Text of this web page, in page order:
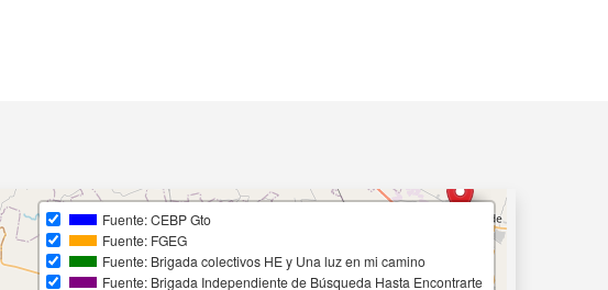
Fuente: CEBP Gto
Fuente: FGEG
Fuente: Brigada colectivos HE y Una luz en mi camino
Fuente: Brigada Independiente de Búsqueda Hasta Encontrarte